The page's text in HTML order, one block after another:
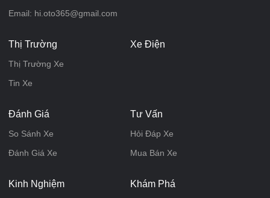
Email: hi.oto365@gmail.com
Thị Trường
Thị Trường Xe
Tin Xe
Xe Điện
Đánh Giá
So Sánh Xe
Đánh Giá Xe
Tư Vấn
Hỏi Đáp Xe
Mua Bán Xe
Kinh Nghiệm Khám Phá